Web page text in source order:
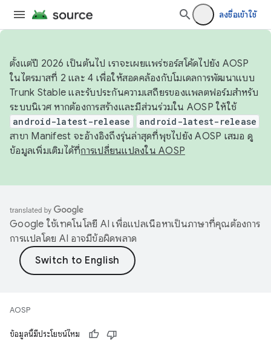
ลงชื่อเข้าใช้
ตั้งแต่ปี 2026 เป็นต้นไป เราจะเผยแพร่ซอร์สโค้ดไปยัง AOSP
ในไตรมาสที่ 2 และ 4 เพื่อให้สอดคล้องกับโมเดลการพัฒนาแบบ
Trunk Stable และรับประกันความเสถียรของแพลตฟอร์มสำหรับ
ระบบนิเวศ หากต้องการสร้างและมีส่วนร่วมใน AOSP ให้ใช้
android-latest-release android-latest-release
สาขา Manifest จะอ้างอิงถึงรุ่นล่าสุดที่พุชไปยัง AOSP เสมอ ดู
ข้อมูลเพิ่มเติมได้ที่การเปลี่ยนแปลงใน AOSP
Google ใช้เทคโนโลยี AI เพื่อแปลเนื้อหาเป็นภาษาที่คุณต้องการ
การแปลโดย AI อาจมีข้อผิดพลาด
AOSP
ข้อมูลนี้มีประโยชน์ไหม